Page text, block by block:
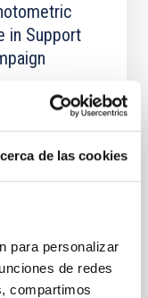
de las cookies
para personalizar
de redes
compartimos
in Support
Polymele, a
Dispersion
night dataset